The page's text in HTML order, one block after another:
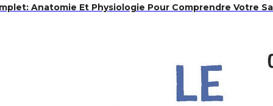
Anatomie Et Physiologie Pour Comprendre Votre